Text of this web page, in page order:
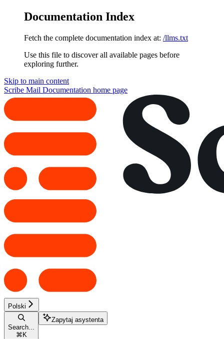
Documentation Index
Fetch the complete documentation index at: /llms.txt
Use this file to discover all available pages before
exploring further.
Skip to main content
Scribe Mail Documentation home page
Polski
Search...
⌘ K
Zapytaj asystenta